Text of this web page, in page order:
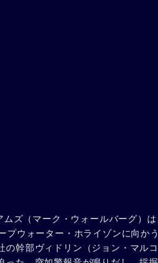
ズ（マーク・ウォールバーグ）
プウォーター・ホライゾンに向か
の幹部ヴィドリン（ジョン・マル